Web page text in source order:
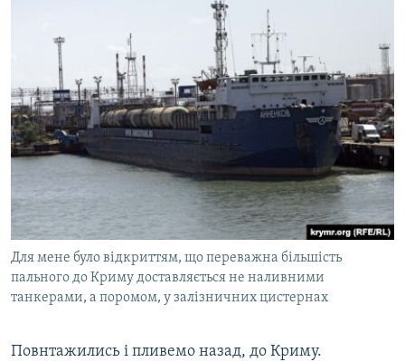
Для мене було відкриттям, що переважна більшість
пального до Криму доставляється не наливними
танкерами, а поромом, у залізничних цистернах
Повнтажились і пливемо назад, до Криму.